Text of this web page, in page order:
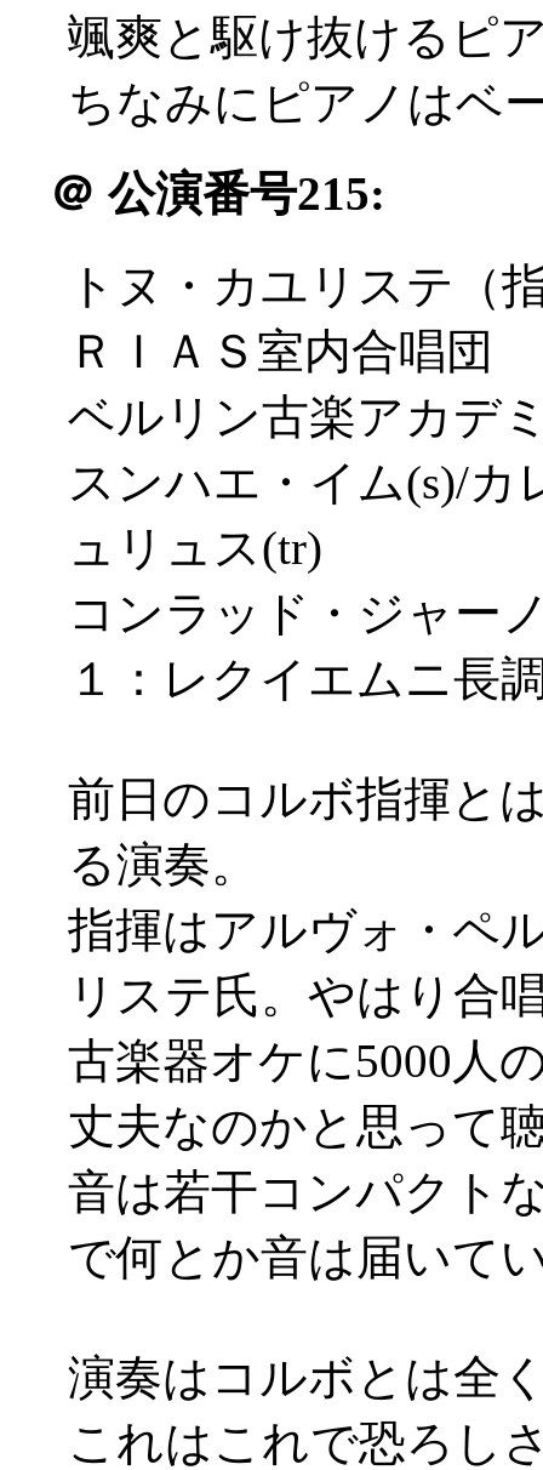
颯爽と駆け抜けるピ
ちなみにピアノはベ
＠ 公演番号215:
トヌ・カユリステ（
ＲＩＡＳ室内合唱団
ベルリン古楽アカデ
スンハエ・イム(s)/カ
ュリュス(tr)
コンラッド・ジャー
１：レクイエムニ長
前日のコルボ指揮と
る演奏。
指揮はアルヴォ・ペ
リステ氏。やはり合
古楽器オケに5000人
丈夫なのかと思って
音は若干コンパクト
で何とか音は届いて
演奏はコルボとは全
これはこれで恐ろし